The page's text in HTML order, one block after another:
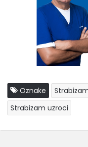
Oznake
Strabizam uzroci